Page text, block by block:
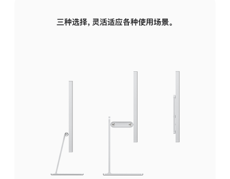
三种选择，灵活适应各种使用场景。